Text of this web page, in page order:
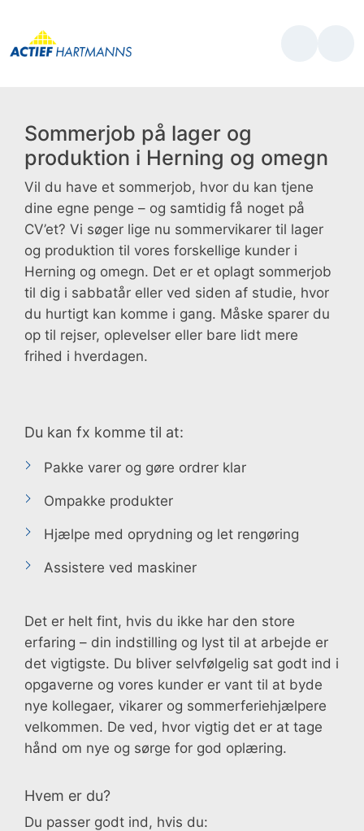
Sommerjob på lager og
produktion i Herning og omegn
Vil du have et sommerjob, hvor du kan tjene
dine egne penge – og samtidig få noget på
CV’et? Vi søger lige nu sommervikarer til lager
og produktion til vores forskellige kunder i
Herning og omegn. Det er et oplagt sommerjob
til dig i sabbatår eller ved siden af studie, hvor
du hurtigt kan komme i gang. Måske sparer du
op til rejser, oplevelser eller bare lidt mere
frihed i hverdagen.
Du kan fx komme til at:
Pakke varer og gøre ordrer klar
Ompakke produkter
Hjælpe med oprydning og let rengøring
Assistere ved maskiner
Det er helt fint, hvis du ikke har den store
erfaring – din indstilling og lyst til at arbejde er
det vigtigste. Du bliver selvfølgelig sat godt ind i
opgaverne og vores kunder er vant til at byde
nye kollegaer, vikarer og sommerferiehjælpere
velkommen. De ved, hvor vigtig det er at tage
hånd om nye og sørge for god oplæring.
Hvem er du?
Du passer godt ind, hvis du: